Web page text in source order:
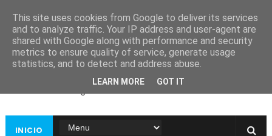
Ayuntamiento de
Guadiana
INICIO
This site uses cookies from Google to deliver its services
and to analyze traffic. Your IP address and user-agent are
shared with Google along with performance and security
metrics to ensure quality of service, generate usage
statistics, and to detect and address abuse.
LEARN MORE GOT IT